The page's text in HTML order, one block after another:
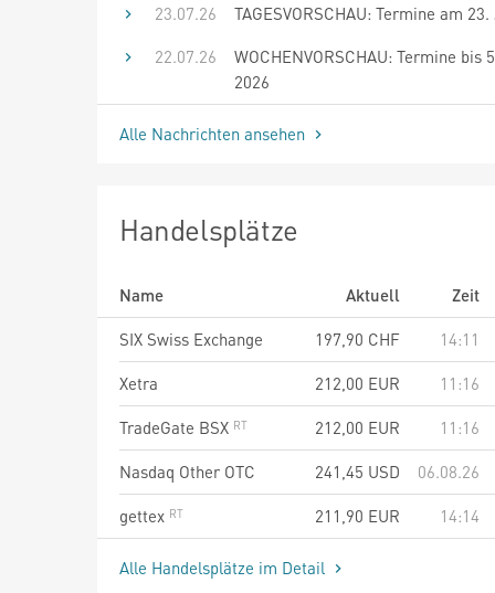
23.07.26
TAGESVORSCHAU: Termine am
22.07.26
WOCHENVORSCHAU: Termine bis
2026
Alle Nachrichten ansehen
Handelsplätze
Name Aktuell
Zeit
SIX Swiss Exchange
197,90 CHF
14:11
Xetra
212,00 EUR
11:16
TradeGate BSX
212,00 EUR
11:16
Nasdaq Other OTC
241,45 USD
06.08.26
gettex
211,90 EUR 14:14
Alle Handelsplätze im Detail